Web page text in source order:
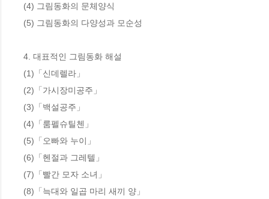
(4) 그림동화의 문체양식
(5) 그림동화의 다양성과 모순성
4. 대표적인 그림동화 해설
(1)「신데렐라」
(2)「가시장미공주」
(3)「백설공주」
(4)「룸펠슈틸첸」
(5)「오빠와 누이」
(6)「헨절과 그레텔」
(7)「빨간 모자 소녀」
(8)「늑대와 일곱 마리 새끼 양」